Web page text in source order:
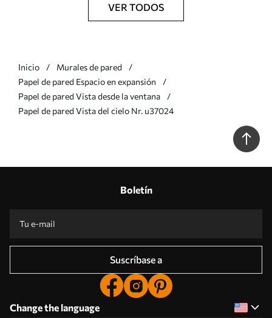
VER TODOS
Inicio
Murales de pared
Papel de pared Espacio en expansión
Papel de pared Vista desde la ventana
Papel de pared Vista del cielo Nr. u37024
Boletín
Suscríbase a
Change the language